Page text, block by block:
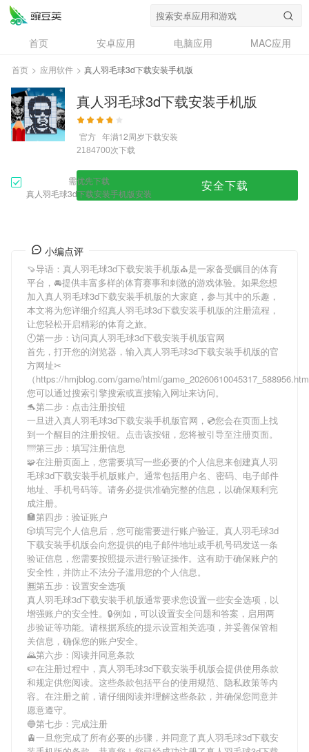
首页 安卓应用 电脑应用
MAC应用
资讯
专题 设计奖
问答
首页 > 应用软件 > 真人羽毛球3d下载安装手机版
真人羽毛球3d下载安装手机版
官方 年满12周岁下载安装
2184700次下载
需优先下载
真人羽毛球3d下载安装手机版安装
安全下载
小编点评
🍠导语： 真人羽毛球3d下载安装手机版⛪️是一家备受瞩目的体育
平台，🚘提供丰富多样的体育赛事和刺激的游戏体验。如果您想
加入真人羽毛球3d下载安装手机版的大家庭，参与其中的乐趣，
本文将为您详细介绍真人羽毛球3d下载安装手机版的注册流程，
让您轻松开启精彩的体育之旅。
🕙第一步：访问真人羽毛球3d下载安装手机版官网
首先，打开您的浏览器，输入真人羽毛球3d下载安装手机版的官
方网址✂
（https://hmjblog.com/game/html/
您可以通过搜索引擎搜索或直接输入网址来访问。
🐬第二步：点击注册按钮
一旦进入真人羽毛球3d下载安装手机版官网，💿您会在页面上找
到一个醒目的注册按钮。点击该按钮，您将被引导至注册页面。
🌁第三步：填写注册信息
🧩在注册页面上，您需要填写一些必要的个人信息来创建真人羽
毛球3d下载安装手机版账户。通常包括用户名、密码、电子邮件
地址、手机号码等。请务必提供准确完整的信息，以确保顺利完
成注册。
🏣第四步：验证账户
🎲填写完个人信息后，您可能需要进行账户验证。 真人羽毛球3d
下载安装手机版会向您提供的电子邮件地址或手机号码发送一条
验证信息，您需要按照提示进行验证操作。这有助于确保账户的
安全性，并防止不法分子滥用您的个人信息。
🈚第五步：设置安全选项
真人羽毛球3d下载安装手机版通常要求您设置一些安全选项，以
增强账户的安全性。🔒例如，可以设置安全问题和答案，启用两
步验证等功能。请根据系统的提示设置相关选项，并妥善保管相
关信息，确保您的账户安全。
🌄第六步：阅读并同意条款
🍉在注册过程中， 真人羽毛球3d下载安装手机版会提供使用条款
和规定供您阅读。这些条款包括平台的使用规范、隐私政策等内
容。在注册之前，请仔细阅读并理解这些条款，并确保您同意并
愿意遵守。
🔵第七步：完成注册
🚊一旦您完成了所有必要的步骤，并同意了真人羽毛球3d下载安